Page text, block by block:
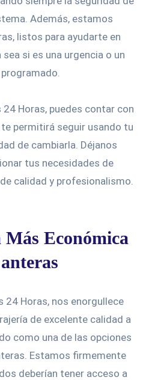
Además, estamos
listos para ayudarte en
si es una urgencia o un
Horas, puedes contar con
permitirá seguir usando tu
de cambiarla. Déjanos
tus necesidades de
calidad y profesionalismo.
Económica
24 Horas, nos enorgullece
de excelente calidad a
como una de las opciones
Estamos firmemente
deberían tener acceso a